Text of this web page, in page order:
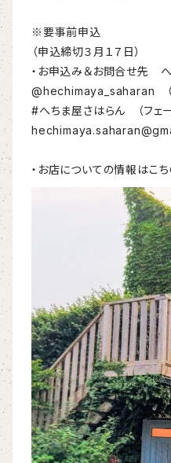
※要事前申込
（申込締切３月１７日）
・お申込み＆お問合せ先　
@hechimaya_saharan　（
#へちま屋さはらん　（フェー
・お店についての情報はこ